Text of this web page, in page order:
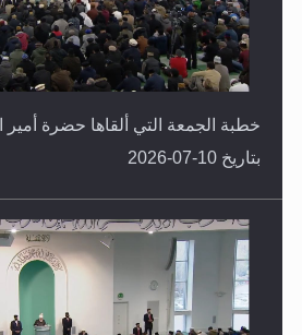
خطبة الجمعة التي ألقاها حضرة أمير
بتاريخ 10-07-2026